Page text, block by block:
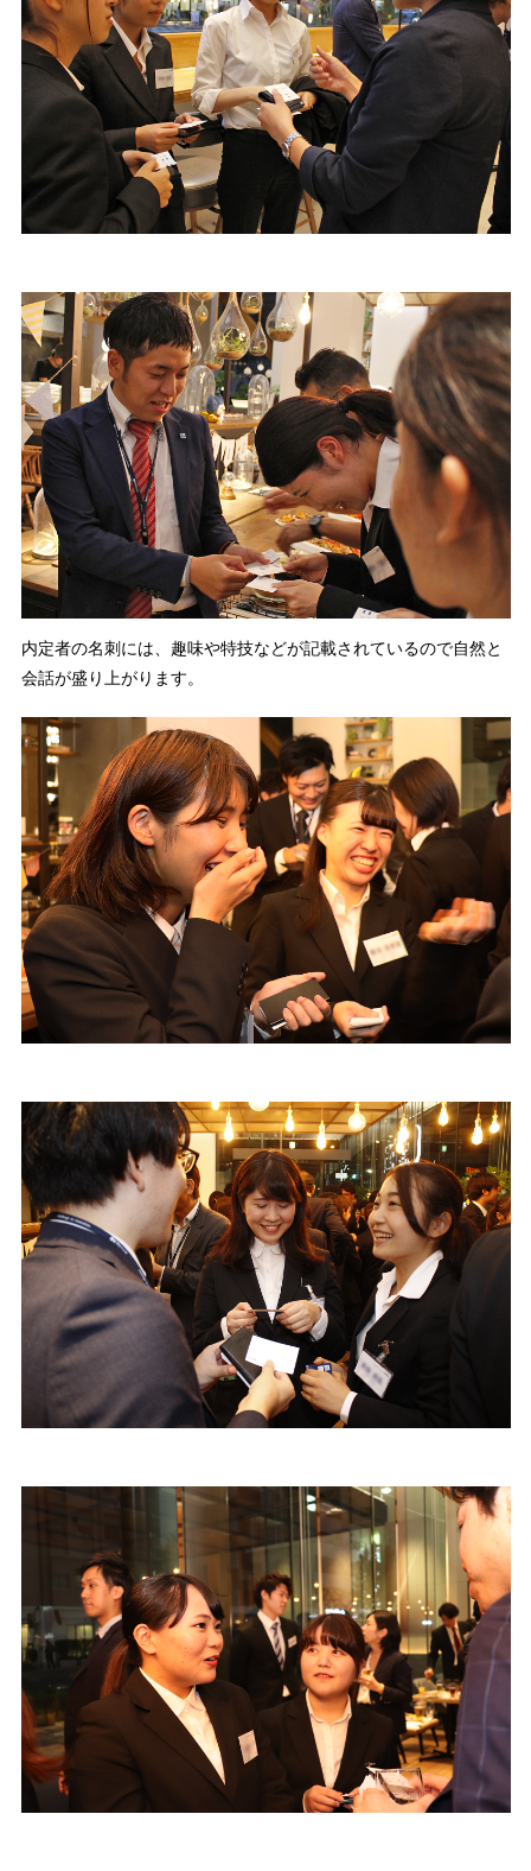
内定者の名刺には、趣味や特技などが記載されているので自然と
会話が盛り上がります。